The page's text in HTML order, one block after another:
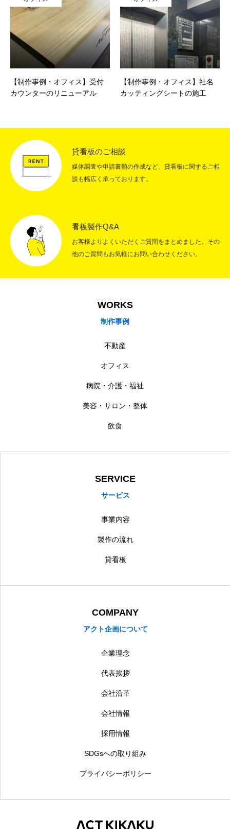
【制作事例・オフィス】受付
カウンターのリニューアル
【制作事例・オフィス】社名
カッティングシートの施工
貸看板のご相談
媒体調査や申請書類の作成など、貸看板に関するご相
談も幅広く承っております。
看板製作Q&A
お客様よりよくいただくご質問をまとめました。その
他のご質問もお気軽にお問い合わせください。
WORKS
制作事例
不動産
オフィス
病院・介護・福祉
美容・サロン・整体
飲食
SERVICE
サービス
事業内容
製作の流れ
貸看板
COMPANY
アクト企画について
企業理念
代表挨拶
会社沿革
会社情報
採用情報
SDGsへの取り組み
プライバシーポリシー